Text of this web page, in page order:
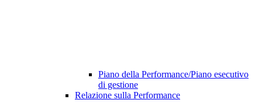
Piano della Performance/Piano esecutivo
di gestione
Relazione sulla Performance